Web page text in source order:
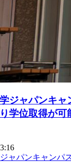
ジャパンキャ
学位取得が可
ャパンキャンパ